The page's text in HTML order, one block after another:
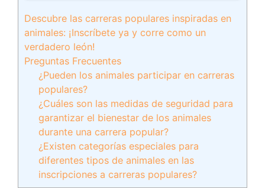
Descubre las carreras populares inspiradas en
animales: ¡Inscríbete ya y corre como un
verdadero león!
Preguntas Frecuentes
¿Pueden los animales participar en carreras
populares?
¿Cuáles son las medidas de seguridad para
garantizar el bienestar de los animales
durante una carrera popular?
¿Existen categorías especiales para
diferentes tipos de animales en las
inscripciones a carreras populares?